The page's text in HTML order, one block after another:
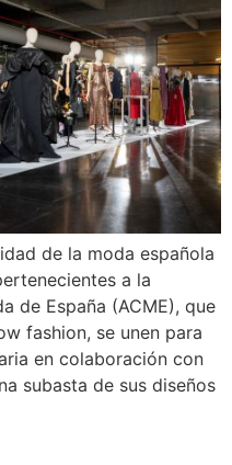
de la moda española
a la
de España (ACME), que
fashion, se unen para
en colaboración con
subasta de sus diseños